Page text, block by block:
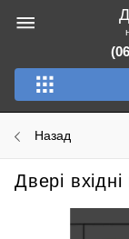
Назад
Двері